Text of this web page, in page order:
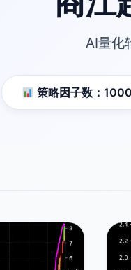
AI量化
策略因子数：